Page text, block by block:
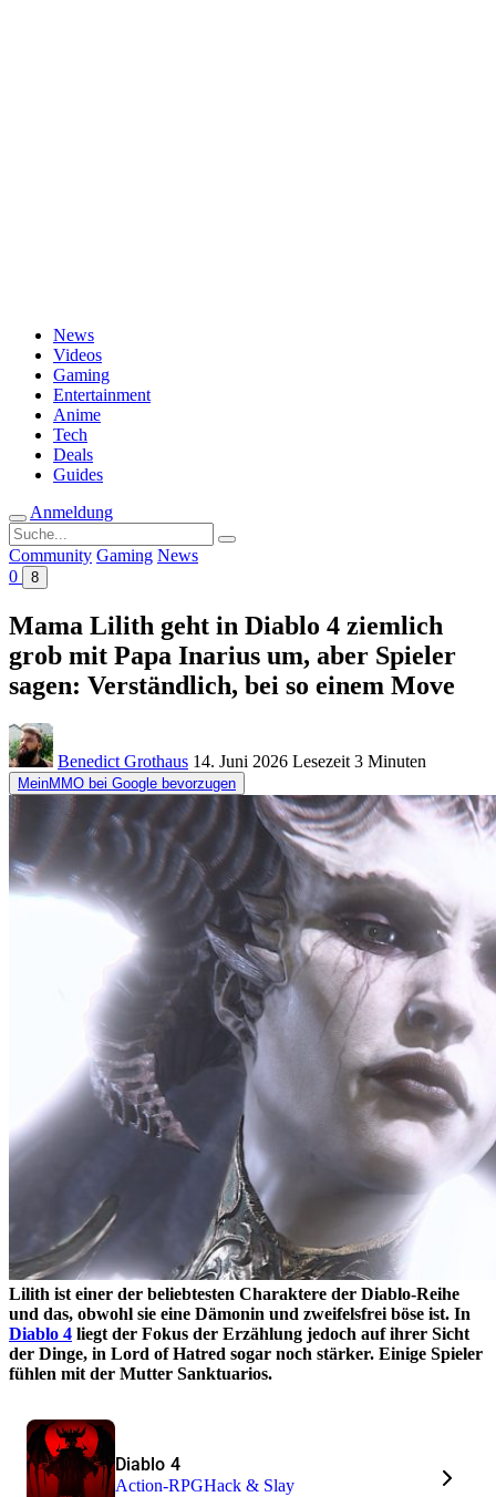
News
Videos
Gaming
Entertainment
Anime
Tech
Deals
Guides
Anmeldung
Suche
nach:
Community Gaming News
0
8
Mama Lilith geht in Diablo 4 ziemlich
grob mit Papa Inarius um, aber Spieler
sagen: Verständlich, bei so einem Move
Benedict Grothaus 14. Juni 2026 Lesezeit 3 Minuten
MeinMMO bei Google bevorzugen
Lilith ist einer der beliebtesten Charaktere der Diablo-Reihe
und das, obwohl sie eine Dämonin und zweifelsfrei böse ist. In
Diablo 4 liegt der Fokus der Erzählung jedoch auf ihrer Sicht
der Dinge, in Lord of Hatred sogar noch stärker. Einige Spieler
fühlen mit der Mutter Sanktuarios.
Diablo 4
Action-RPGHack & Slay